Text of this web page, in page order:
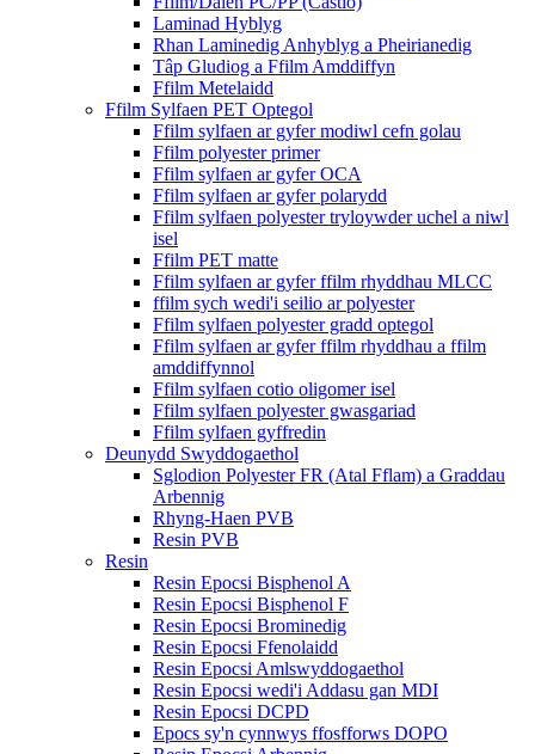
Laminad Hyblyg
Rhan Laminedig Anhyblyg a Pheirianedig
Tâp Gludiog a Ffilm Amddiffyn
Ffilm Metelaidd
Ffilm Sylfaen PET Optegol
Ffilm sylfaen ar gyfer modiwl cefn golau
Ffilm polyester primer
Ffilm sylfaen ar gyfer OCA
Ffilm sylfaen ar gyfer polarydd
Ffilm sylfaen polyester tryloywder uchel a niwl
isel
Ffilm PET matte
Ffilm sylfaen ar gyfer ffilm rhyddhau MLCC
ffilm sych wedi'i seilio ar polyester
Ffilm sylfaen polyester gradd optegol
Ffilm sylfaen ar gyfer ffilm rhyddhau a ffilm
amddiffynnol
Ffilm sylfaen cotio oligomer isel
Ffilm sylfaen polyester gwasgariad
Ffilm sylfaen gyffredin
Deunydd Swyddogaethol
Sglodion Polyester FR (Atal Fflam) a Graddau
Arbennig
Rhyng-Haen PVB
Resin PVB
Resin
Resin Epocsi Bisphenol A
Resin Epocsi Bisphenol F
Resin Epocsi Brominedig
Resin Epocsi Ffenolaidd
Resin Epocsi Amlswyddogaethol
Resin Epocsi wedi'i Addasu gan MDI
Resin Epocsi DCPD
Epocs sy'n cynnwys ffosfforws DOPO